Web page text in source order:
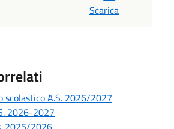
Scarica
scolastico A.S. 2026/2027
2026-2027